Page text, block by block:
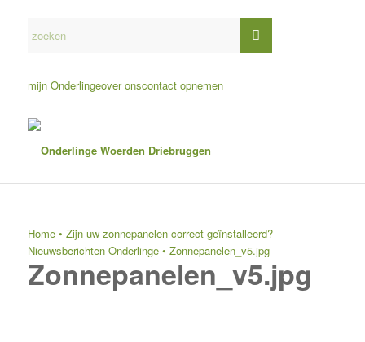
mijn Onderlingeover onscontact opnemen
Home• Zijn uw zonnepanelen correct geïnstalleerd? –
Nieuwsberichten Onderlinge• Zonnepanelen_v5.jpg
Zonnepanelen_v5.jpg